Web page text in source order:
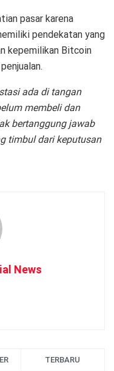
pasar karena
pendekatan yang
kepemilikan Bitcoin
ada di tangan
membeli dan
bertanggung jawab
timbul dari keputusan
News
TERBARU